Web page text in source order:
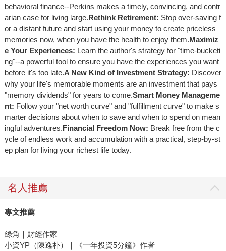
behavioral finance--Perkins makes a timely, convincing, and contr
arian case for living large.Rethink Retirement: Stop over-saving f
or a distant future and start using your money to create priceless
memories now, when you have the health to enjoy them.Maximiz
e Your Experiences: Learn the author's strategy for "time-bucketi
ng"--a powerful tool to ensure you have the experiences you want
before it's too late.A New Kind of Investment Strategy: Discover
why your life's memorable moments are an investment that pays
"memory dividends" for years to come.Smart Money Manageme
nt: Follow your "net worth curve" and "fulfillment curve" to make s
marter decisions about when to save and when to spend on mean
ingful adventures.Financial Freedom Now: Break free from the c
ycle of endless work and accumulation with a practical, step-by-st
ep plan for living your richest life today.
名人推薦
專文推薦
綠角｜財經作家
小資YP（陳逸朴）｜《一年投資5分鐘》作者